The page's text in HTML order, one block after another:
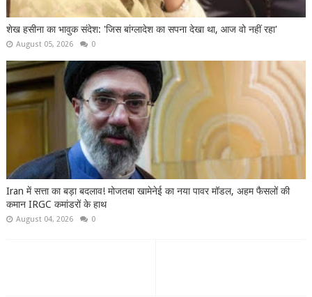
शेख हसीना का भावुक संदेश: 'जिस बांग्लादेश का सपना देखा था, आज वो नहीं रहा'
August 05, 2026 0
Iran में सत्ता का बड़ा बदलाव! मोजतबा खामेनेई का नया पावर मॉडल, अहम फैसलों की
कमान IRGC कमांडरों के हाथ
August 04, 2026 0